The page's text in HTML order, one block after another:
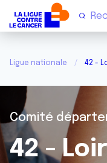
Ligue nationale 42 -
Comité
42 -